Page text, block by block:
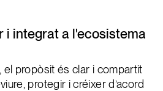
i integrat a l'ecosistema
el propòsit és clar i compartit
protegir i créixer d’acord